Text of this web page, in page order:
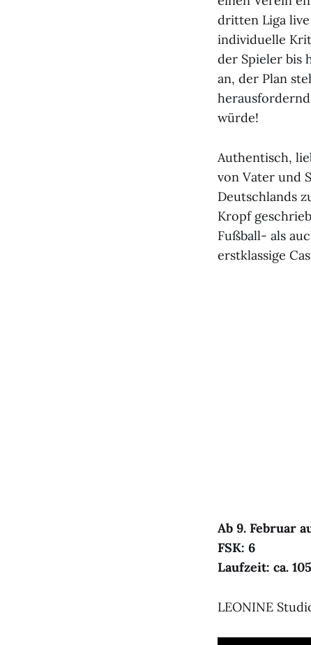
dritten Liga
individuelle
der Spieler bis
an, der Plan
würde!
Authentisch,
von Vater und
Deutschlands
Kropf
Fußball- als
erstklassige
Ab 9. Februar
FSK: 6
Laufzeit: ca.
LEONINE